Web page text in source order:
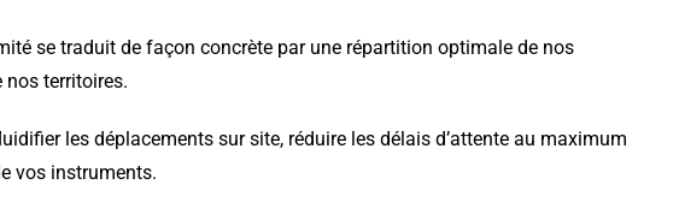
se traduit de façon concrète par une répartition optimale de nos
nos territoires.
les déplacements sur site, réduire les délais d’attente au maximum
vos instruments.